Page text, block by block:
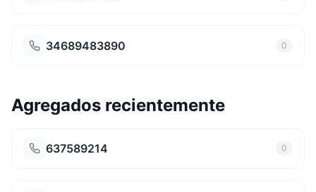
34689483890 0
Agregados recientemente
637589214 0